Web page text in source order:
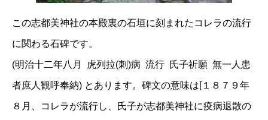
この志都美神社の本殿裏の石垣に刻まれたコレラの流行
に関わる石碑です。
(明治十二年八月 虎列拉(刺)病 流行 氏子祈願 無一人患
者庶人観呼奉納) とあります。碑文の意味は[１８７９年
８月、コレラが流行し、氏子が志都美神社に疫病退散の